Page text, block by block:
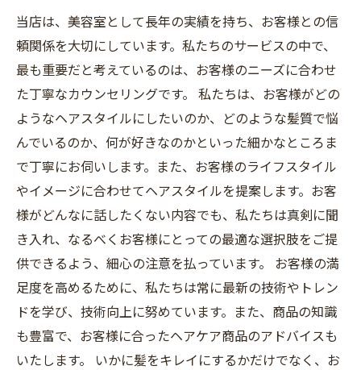
当店は、美容室として長年の実績を持ち、お客様との信
頼関係を大切にしています。私たちのサービスの中で、
最も重要だと考えているのは、お客様のニーズに合わせ
た丁寧なカウンセリングです。 私たちは、お客様がどの
ようなヘアスタイルにしたいのか、どのような髪質で悩
んでいるのか、何が好きなのかといった細かなところま
で丁寧にお伺いします。また、お客様のライフスタイル
やイメージに合わせてヘアスタイルを提案します。お客
様がどんなに話したくない内容でも、私たちは真剣に聞
き入れ、なるべくお客様にとっての最適な選択肢をご提
供できるよう、細心の注意を払っています。 お客様の満
足度を高めるために、私たちは常に最新の技術やトレン
ドを学び、技術向上に努めています。また、商品の知識
も豊富で、お客様に合ったヘアケア商品のアドバイスも
いたします。 いかに髪をキレイにするかだけでなく、お